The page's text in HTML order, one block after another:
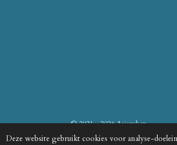
Deze website gebruikt cookies voor analyse-
© 2021 - 2026 Asianshop